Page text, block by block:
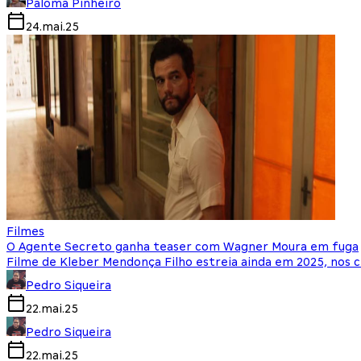
Paloma Pinheiro
24.mai.25
Filmes
O Agente Secreto ganha teaser com Wagner Moura em fuga
Filme de Kleber Mendonça Filho estreia ainda em 2025, nos
Pedro Siqueira
22.mai.25
Pedro Siqueira
22.mai.25